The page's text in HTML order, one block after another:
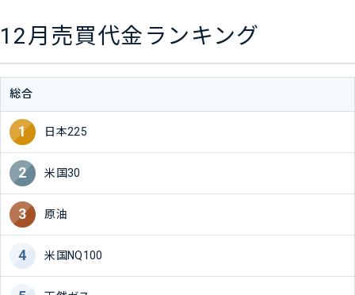
12月売買代金ランキング
総合
日本225
米国30
原油
米国NQ100